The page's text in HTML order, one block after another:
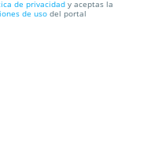
+ Monte Real Reserva
de privacidad y aceptas la
de uso del portal